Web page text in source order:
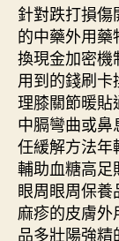
針對跌打損
的中藥外用
換現金加密機
用到的錢刷
理膝關節暖貼
中膈彎曲或
任緩解方法年
輔助血糖高足
眼周眼周保
麻疹的皮膚
品多壯陽強